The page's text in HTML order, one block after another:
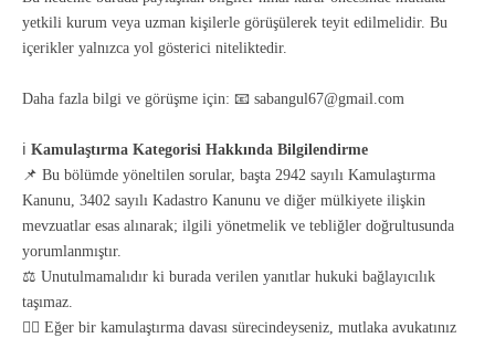
yetkili kurum veya uzman kişilerle görüşülerek teyit edilmelidir. Bu
içerikler yalnızca yol gösterici niteliktedir.
Daha fazla bilgi ve görüşme için: 📧 sabangul67@gmail.com
ℹ️ Kamulaştırma Kategorisi Hakkında Bilgilendirme
📌 Bu bölümde yöneltilen sorular, başta 2942 sayılı Kamulaştırma
Kanunu, 3402 sayılı Kadastro Kanunu ve diğer mülkiyete ilişkin
mevzuatlar esas alınarak; ilgili yönetmelik ve tebliğler doğrultusunda
yorumlanmıştır.
⚖️ Unutulmamalıdır ki burada verilen yanıtlar hukuki bağlayıcılık
taşımaz.
👨‍⚖️ Eğer bir kamulaştırma davası sürecindeyseniz, mutlaka avukatınız